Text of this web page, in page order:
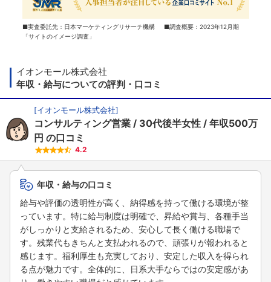
■実査委託先：日本マーケティングリサーチ機構 ■調査概要：2023年12月期
「サイトのイメージ調査」
イオンモール株式会社
年収・給与についての評判・口コミ
[イオンモール株式会社]
コンサルティング営業 30代後半女性
年収500万
円 の口コミ
4.2
年収・給与の口コミ
給与や評価の透明性が高く、納得感を持って働ける環境が整
っています。特に給与制度は明確で、昇給や賞与、各種手当
がしっかりと支給されるため、安心して長く働ける職場で
す。残業代もきちんと支払われるので、頑張りが報われると
感じます。福利厚生も充実しており、安定した収入を得られ
る点が魅力です。全体的に、日系大手ならではの安定感があ